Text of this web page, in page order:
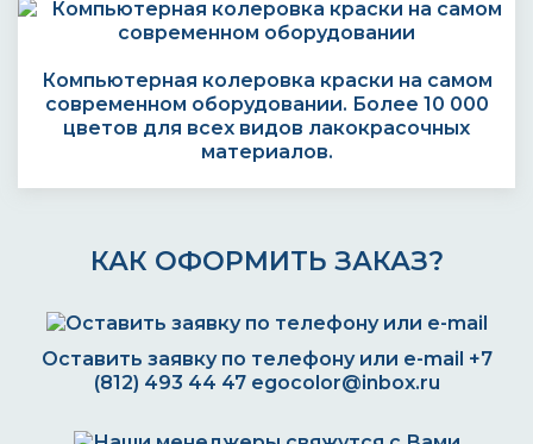
Компьютерная колеровка краски на самом
современном оборудовании. Более 10 000
цветов для всех видов лакокрасочных
материалов.
КАК ОФОРМИТЬ ЗАКАЗ?
Оставить заявку по телефону или e-mail +7
(812) 493 44 47 egocolor@inbox.ru